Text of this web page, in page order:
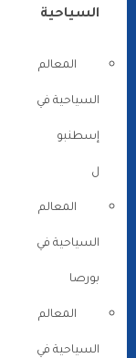
السياحية
المعالم
السياحية في
إسطنبو
ل
المعالم
السياحية في
بورصا
المعالم
السياحية في